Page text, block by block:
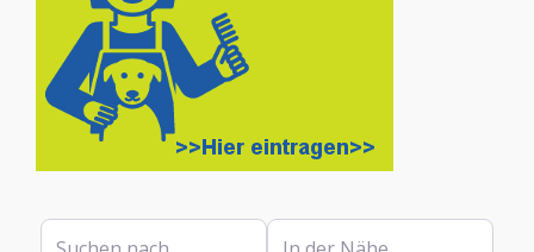
Suchen nach In der Nähe